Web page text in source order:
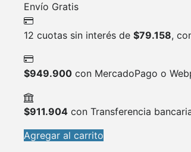
Envío Gratis
12 cuotas sin interés de $79.158,
$949.900 con MercadoPago o
$911.904 con Transferencia
Agregar al carrito